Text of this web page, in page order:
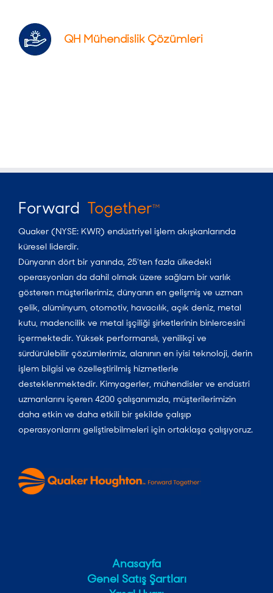
QH Mühendislik Çözümleri
Forward TogetherTM
Quaker (NYSE: KWR) endüstriyel işlem akışkanlarında
küresel liderdir.
Dünyanın dört bir yanında, 25’ten fazla ülkedeki
operasyonları da dahil olmak üzere sağlam bir varlık
gösteren müşterilerimiz, dünyanın en gelişmiş ve uzman
çelik, alüminyum, otomotiv, havacılık, açık deniz, metal
kutu, madencilik ve metal işçiliği şirketlerinin binlercesini
içermektedir. Yüksek performanslı, yenilikçi ve
sürdürülebilir çözümlerimiz, alanının en iyisi teknoloji, derin
işlem bilgisi ve özelleştirilmiş hizmetlerle
desteklenmektedir. Kimyagerler, mühendisler ve endüstri
uzmanlarını içeren 4200 çalışanımızla, müşterilerimizin
daha etkin ve daha etkili bir şekilde çalışıp
operasyonlarını geliştirebilmeleri için ortaklaşa çalışıyoruz.
Anasayfa
Genel Satış Şartları